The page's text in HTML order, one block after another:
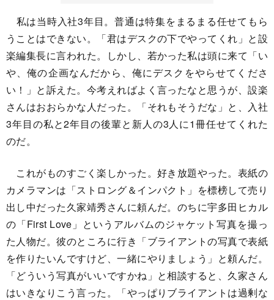
私は当時入社3年目。普通は特集をまるまる任せてもら
うことはできない。「君はデスクの下でやってくれ」と設
楽編集長に言われた。しかし、若かった私は頭に来て「い
や、俺の企画なんだから、俺にデスクをやらせてくださ
い！」と訴えた。今考えればよく言ったなと思うが、設楽
さんはおおらかな人だった。「それもそうだな」と、入社
3年目の私と2年目の後輩と新人の3人に1冊任せてくれた
のだ。
これがものすごく楽しかった。好き放題やった。表紙の
カメラマンは「ストロング＆インパクト」を標榜して売り
出し中だった久家靖秀さんに頼んだ。のちに宇多田ヒカル
の「First Love」というアルバムのジャケット写真を撮っ
た人物だ。彼のところに行き「ブライアントの写真で表紙
を作りたいんですけど、一緒にやりましょう」と頼んだ。
「どういう写真がいいですかね」と相談すると、久家さん
はいきなりこう言った。「やっぱりブライアントは過剰な